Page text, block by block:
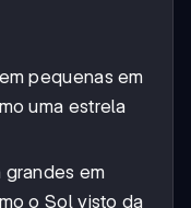
pequenas em
uma estrela
grandes em
o Sol visto da